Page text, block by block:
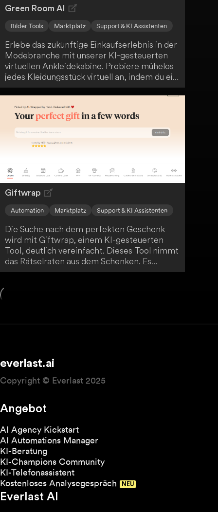
Green Room AI
Bilder Tools Marktplatz Support & KI Assistenten
Erlebe das zukünftige Einkaufserlebnis in der
Modebranche mit unserer KI-gesteuerten
virtuellen Ankleidekabine. Probiere mühelos
jedes Kleidungsstück virtuell an, indem du ein
Foto vor einem einfarbigen Hintergrund
hochlädst. Unsere fortschrittliche KI
garantiert eine präzise Visualisierung und
beseitigt Unsicherheiten bezüglich Größe
und Stil.
Giftwrap
Automation Marktplatz Support & KI Assistenten
Die Suche nach dem perfekten Geschenk
wird mit Giftwrap, einem KI-gesteuerten
Tool, deutlich vereinfacht. Dieses Tool nimmt
das Rätselraten aus dem Schenken. Es
funktioniert folgendermaßen:
everlast.ai
Copyright © Everlast 2025
Angebot
AI Agency Kickstart
AI Automations Manager
KI-Beratung
KI-Champions Community
KI-Telefonassistent
Kostenloses Analysegespräch
Everlast AI